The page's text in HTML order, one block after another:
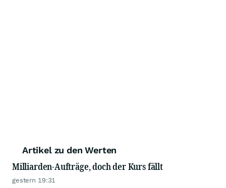
Artikel zu den Werten
Milliarden-Aufträge, doch der Kurs fällt
gestern 19:31